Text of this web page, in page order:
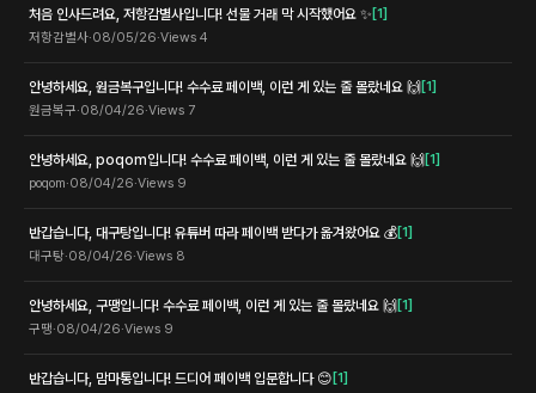
처음 인사드려요, 저항감별사입니다! 선물 거래 막 시작했어요 ✨ [1]
저항감별사·08/05/26·Views 4
안녕하세요, 원금복구입니다! 수수료 페이백, 이런 게 있는 줄 몰랐네요 🙌 [1]
원금복구·08/04/26·Views 7
안녕하세요, poqom입니다! 수수료 페이백, 이런 게 있는 줄 몰랐네요 🙌 [1]
poqom·08/04/26·Views 9
반갑습니다, 대구탕입니다! 유튜버 따라 페이백 받다가 옮겨왔어요 💰[1]
대구탕·08/04/26·Views 8
안녕하세요, 구땡입니다! 수수료 페이백, 이런 게 있는 줄 몰랐네요 🙌 [1]
구땡·08/04/26·Views 9
반갑습니다, 맘마통입니다! 드디어 페이백 입문합니다 😊 [1]